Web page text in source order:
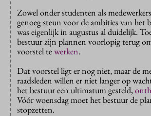
Zowel onder studenten als
genoeg steun voor de ambities van het
was eigenlijk in augustus al duidelijk.
bestuur zijn plannen voorlopig terug
voorstel tewerken.
Dat voorstel ligt er nog niet, maar de
raadsleden willen er niet langer op
het bestuur een ultimatum gesteld,
Vóór woensdag moet het bestuur de
stopzetten.